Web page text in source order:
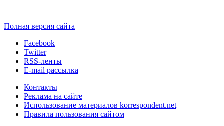
Полная версия сайта
Facebook
Twitter
RSS-ленты
E-mail рассылка
Контакты
Реклама на сайте
Использование материалов korrespondent.net
Правила пользования сайтом